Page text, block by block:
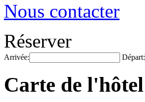
Nous contacter
Réserver
Arrivée: Départ:
Carte de l'hôtel